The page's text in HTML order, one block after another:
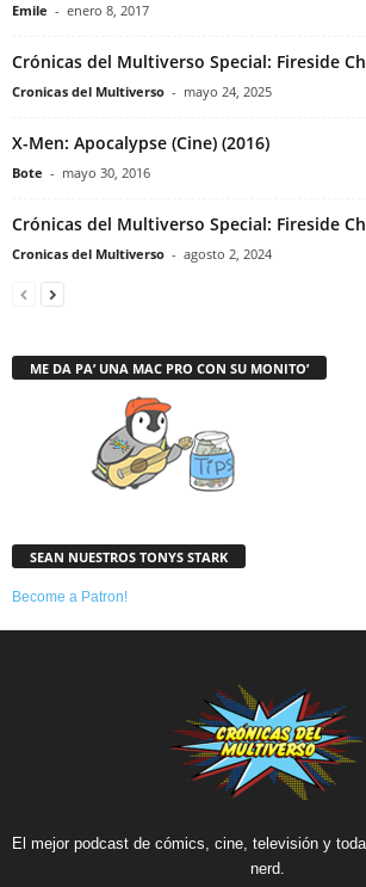
Emile - enero 8, 2017
Crónicas del Multiverso Special: Fireside
Cronicas del Multiverso - mayo 24, 2025
X-Men: Apocalypse (Cine) (2016)
Bote - mayo 30, 2016
Crónicas del Multiverso Special: Fireside
Cronicas del Multiverso - agosto 2, 2024
ME DA PA’ UNA MAC PRO CON SU MONITO’
SEAN NUESTROS TONYS STARK
Become a Patron!
El mejor podcast de cómics, cine, televisión y
nerd.